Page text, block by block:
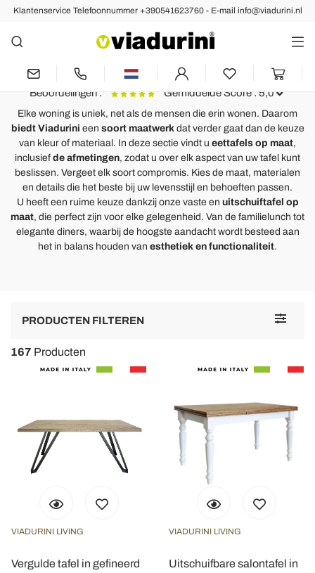
Klantenservice Telefoonnummer +390541623760 - E-mail info@viadurini.nl
Eettafels op Maat: Italiaans
Ontwerp
Beoordelingen : Gemiddelde Score : 5,0
Moderne zijdelings uitschuifbare tafel in eikenhout gemaakt in
Italië, Zerba
Wirklich zufrieden mit meiner Bestellung. Toller Qualitätsartikel!!
Einwandfreie Lieferung. Verpackung und Schutz an der Spitze!
Ich empfehle sehr !!
Elke woning is uniek, net als de mensen die erin wonen. Daarom
biedt Viadurini een soort maatwerkdat verder gaat dan de keuze
van kleur of materiaal. In deze sectie vindt u eettafels op maat,
inclusief de afmetingen, zodat u over elk aspect van uw tafel kunt
beslissen. Vergeet elk soort compromis. Kies de maat, materialen
en details die het beste bij uw levensstijl en behoeften passen.
U heeft een ruime keuze dankzij onze vaste en uitschuiftafel op
maat, die perfect zijn voor elke gelegenheid. Van de familielunch tot
elegante diners, waarbij de hoogste aandacht wordt besteed aan
het in balans houden van esthetiek en functionaliteit.
Toggle
PRODUCTEN FILTEREN
167 Producten
VIADURINI LIVING
Vergulde tafel in gefineerd
VIADURINI LIVING
Uitschuifbare salontafel in